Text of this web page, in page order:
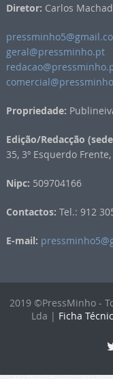
Diretor: Carlos
geral@pressminho.pt
Propriedade:
Edição/Redacção
35, 3º Esquerdo
Nipc: 509704166
Contactos: Tel.: 912
E-mail:
2019 ©PressMinho -
Lda | Ficha